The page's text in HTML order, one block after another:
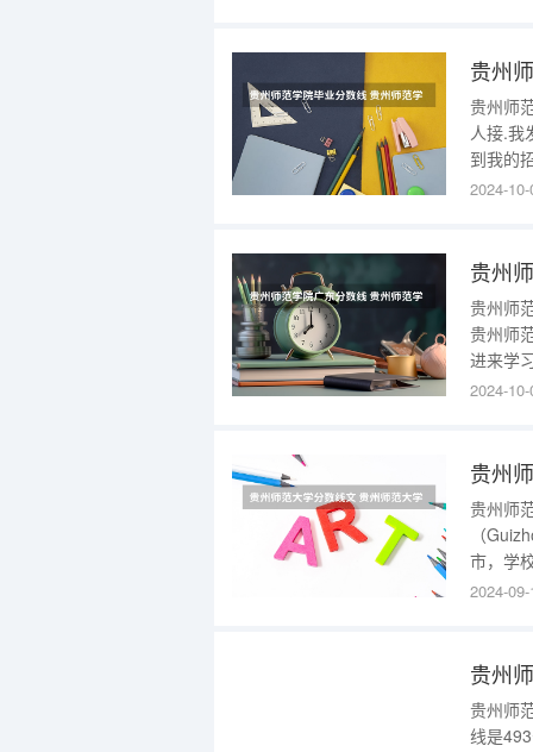
整，以
贵州
贵州师
人接.我
到我的
在百度
2024-
贵州
贵州师
贵州师
进来学
身——“
2024-
贵州
贵州师
（
市，学
西亚、
2024-
贵州师
线是